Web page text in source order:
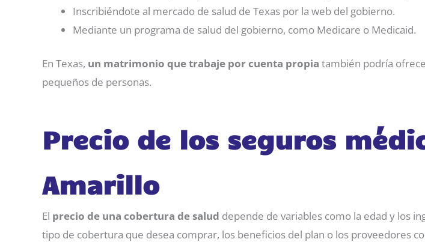
Inscribiéndote al mercado de salud de Texas por la web del gobierno.
Mediante un programa de salud del gobierno, como Medicare o Medicaid.
En Texas, un matrimonio que trabaje por cuenta propia también podría
pequeños de personas.
Precio de los seguros
Amarillo
El precio de una cobertura de salud depende de variables como la edad y los
tipo de cobertura que desea comprar, los beneficios del plan o los proveedores